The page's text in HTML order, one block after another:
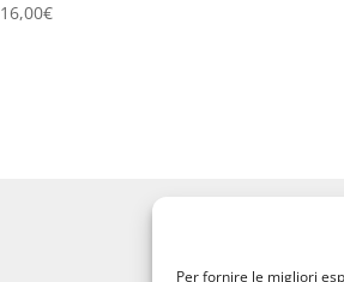
Per fornire le migliori
16,00€